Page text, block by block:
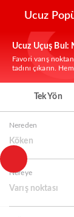
Ucuz
Ucuz Uçuş Bul:
Favori varış
tadını çıkarın.
Tek Yön
Nereden
Köken
Nereye
Varış noktası